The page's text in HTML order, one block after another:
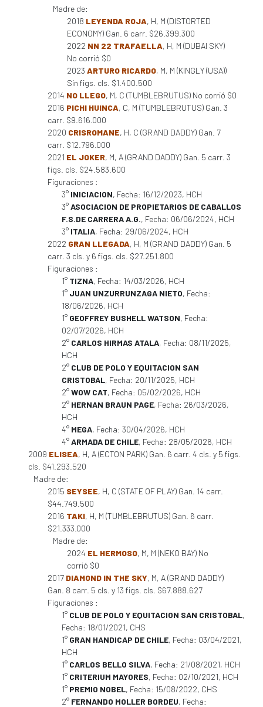
Madre de:
2018 LEYENDA ROJA, H, M (DISTORTED
ECONOMY) Gan. 6 carr. $26.399.300
2022 NN 22 TRAFAELLA, H, M (DUBAI SKY)
No corrió $0
2023 ARTURO RICARDO, M, M (KINGLY (USA))
Sin figs. cls. $1.400.500
2014 NO LLEGO, M, C (TUMBLEBRUTUS) No corrió $0
2016 PICHI HUINCA, C, M (TUMBLEBRUTUS) Gan. 3
carr. $9.616.000
2020 CRISROMANE, H, C (GRAND DADDY) Gan. 7
carr. $12.796.000
2021 EL JOKER, M, A (GRAND DADDY) Gan. 5 carr. 3
figs. cls. $24.583.600
Figuraciones :
3° INICIACION, Fecha: 16/12/2023, HCH
3°ASOCIACION DE PROPIETARIOS DE CABALLOS
F.S.DE CARRERA A.G., Fecha: 06/06/2024, HCH
3° ITALIA, Fecha: 29/06/2024, HCH
2022 GRAN LLEGADA, H, M (GRAND DADDY) Gan. 5
carr. 3 cls. y 6 figs. cls. $27.251.800
Figuraciones :
1° TIZNA, Fecha: 14/03/2026, HCH
1° JUAN UNZURRUNZAGA NIETO, Fecha:
18/06/2026, HCH
1° GEOFFREY BUSHELL WATSON, Fecha:
02/07/2026, HCH
2° CARLOS HIRMAS ATALA, Fecha: 08/11/2025,
HCH
2° CLUB DE POLO Y EQUITACION SAN
CRISTOBAL, Fecha: 20/11/2025, HCH
2°WOW CAT, Fecha: 05/02/2026, HCH
2° HERNAN BRAUN PAGE, Fecha: 26/03/2026,
HCH
4° MEGA, Fecha: 30/04/2026, HCH
4°ARMADA DE CHILE, Fecha: 28/05/2026, HCH
2009 ELISEA, H, A (ECTON PARK) Gan. 6 carr. 4 cls. y 5 figs.
cls. $41.293.520
Madre de:
2015 SEYSEE, H, C (STATE OF PLAY) Gan. 14 carr.
$44.749.500
2016 TAKI, H, M (TUMBLEBRUTUS) Gan. 6 carr.
$21.333.000
Madre de:
2024 EL HERMOSO, M, M (NEKO BAY) No
corrió $0
2017 DIAMOND IN THE SKY, M, A (GRAND DADDY)
Gan. 8 carr. 5 cls. y 13 figs. cls. $67.888.627
Figuraciones :
1° CLUB DE POLO Y EQUITACION SAN CRISTOBAL,
Fecha: 18/01/2021, CHS
1° GRAN HANDICAP DE CHILE, Fecha: 03/04/2021,
HCH
1° CARLOS BELLO SILVA, Fecha: 21/08/2021, HCH
1° CRITERIUM MAYORES, Fecha: 02/10/2021, HCH
1° PREMIO NOBEL, Fecha: 15/08/2022, CHS
2° FERNANDO MOLLER BORDEU, Fecha: